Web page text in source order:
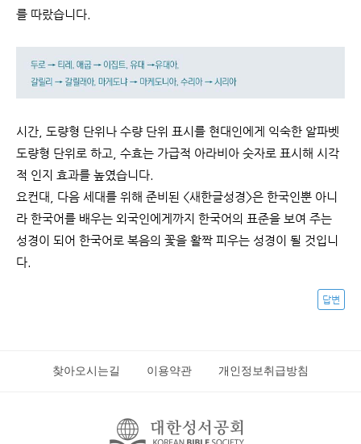
를 따랐습니다.
시간, 도량형 단위나 수량 단위 표시를 현대인에게 익숙한 알파벳
도량형 단위로 하고, 수효는 가급적 아라비아 숫자로 표시해 시각
적 인지 효과를 높였습니다.
요컨대, 다음 세대를 위해 준비된 <새한글성경>은 한국인뿐 아니
라 한국어를 배우는 외국인에게까지 한국어의 표준을 보여 주는
성경이 되어 한국어로 복음의 꽃을 활짝 피우는 성경이 될 것입니
다.
답변
찾아오시는길 이용약관 개인정보취급방침